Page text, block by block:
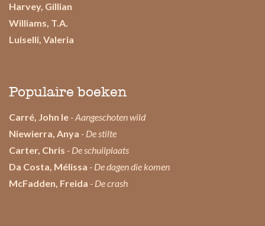
Harvey, Gillian
Williams, T.A.
Luiselli, Valeria
Populaire boeken
Carré, John le - Aangeschoten wild
Niewierra, Anya - De stilte
Carter, Chris - De schuilplaats
Da Costa, Mélissa - De dagen die komen
McFadden, Freida - De crash